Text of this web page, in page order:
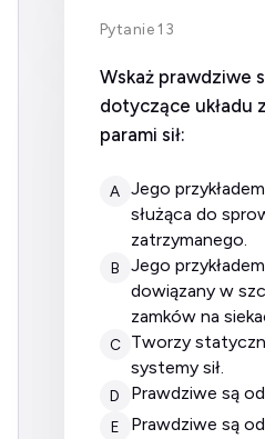
Pytanie 13
Wskaż prawdziwe
dotyczące układu
parami sił:
A
jego przykładem jest dźwignia
służąca do
zatrzymanego.
B
jego przykładem jest łuk utility,
dowiązany w
zamków na
C
tworzy statycznie nieokreślone
systemy sił.
D prawdziwe są
E prawdziwe są